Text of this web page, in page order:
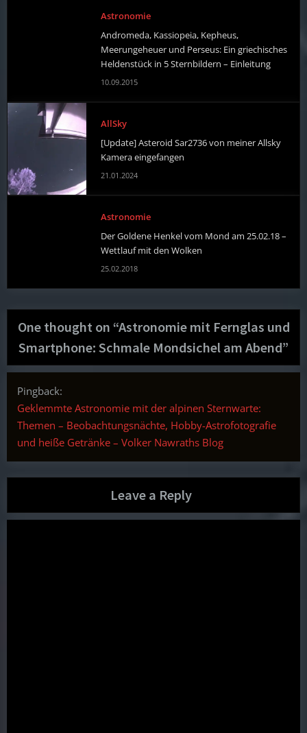
Astronomie
Andromeda, Kassiopeia, Kepheus,
Meerungeheuer und Perseus: Ein griechisches
Heldenstück in 5 Sternbildern – Einleitung
10.09.2015
AllSky
[Update] Asteroid Sar2736 von meiner Allsky
Kamera eingefangen
21.01.2024
Astronomie
Der Goldene Henkel vom Mond am 25.02.18 –
Wettlauf mit den Wolken
25.02.2018
One thought on “Astronomie mit Fernglas und
Smartphone: Schmale Mondsichel am Abend”
Pingback:
Geklemmte Astronomie mit der alpinen Sternwarte:
Themen – Beobachtungsnächte, Hobby-Astrofotografie
und heiße Getränke – Volker Nawraths Blog
Leave a Reply